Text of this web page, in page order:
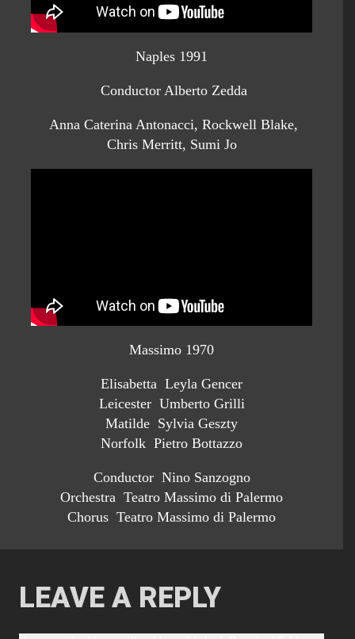
Naples 1991
Conductor Alberto Zedda
Anna Caterina Antonacci, Rockwell Blake,
Chris Merritt, Sumi Jo
Massimo 1970
Elisabetta Leyla Gencer
Leicester Umberto Grilli
Matilde Sylvia Geszty
Norfolk Pietro Bottazzo
Conductor Nino Sanzogno
Orchestra Teatro Massimo di Palermo
Chorus Teatro Massimo di Palermo
LEAVE A REPLY